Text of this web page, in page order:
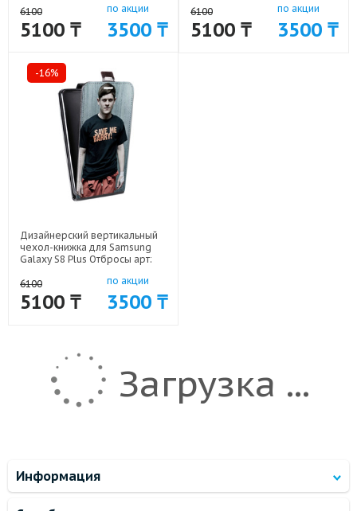
6100
5100 ₸
по акции
3500 ₸
6100
5100 ₸
по акции
3500 ₸
-16%
Дизайнерский вертикальный
чехол-книжка для Samsung
Galaxy S8 Plus Отбросы арт:
6100
5100 ₸
по акции
3500 ₸
Загрузка ...
Информация